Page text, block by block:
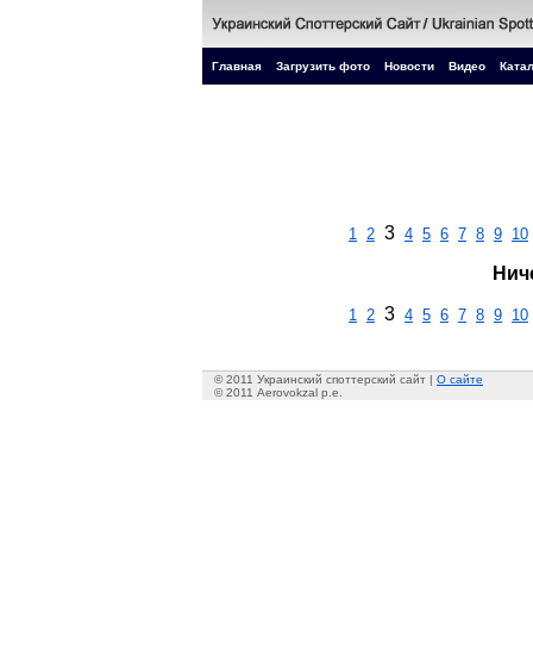
Главная Загрузить фото Новости Видео
1 2 3 4 5 6 7 8 9 10
1 2 3 4 5 6 7 8 9 10
© 2011 Украинский споттерский сайт | О сайте
© 2011 Aerovokzal p.e.